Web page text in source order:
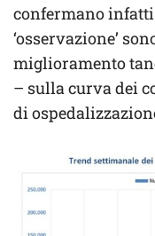
confermano
‘osservazione’
miglioramento
– sulla curva dei
di